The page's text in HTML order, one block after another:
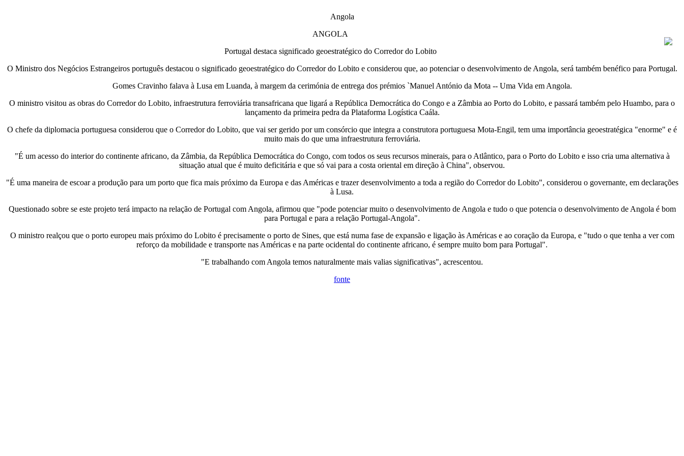
Angola
ANGOLA
Portugal destaca significado geoestratégico do Corredor do Lobito
O Ministro dos Negócios Estrangeiros português destacou o significado geoestratégico do Corredor do Lobito e considerou que, ao potenciar o desenvolvimento de Angola, será também benéfico para Portugal.
Gomes Cravinho falava à Lusa em Luanda, à margem da cerimónia de entrega dos prémios `Manuel António da Mota -- Uma Vida em Angola.
O ministro visitou as obras do Corredor do Lobito, infraestrutura ferroviária transafricana que ligará a República Democrática do Congo e a Zâmbia ao Porto do Lobito, e passará também pelo Huambo, para o
lançamento da primeira pedra da Plataforma Logística Caála.
O chefe da diplomacia portuguesa considerou que o Corredor do Lobito, que vai ser gerido por um consórcio que integra a construtora portuguesa Mota-Engil, tem uma importância geoestratégica "enorme" e é
muito mais do que uma infraestrutura ferroviária.
"É um acesso do interior do continente africano, da Zâmbia, da República Democrática do Congo, com todos os seus recursos minerais, para o Atlântico, para o Porto do Lobito e isso cria uma alternativa à
situação atual que é muito deficitária e que só vai para a costa oriental em direção à China", observou.
"É uma maneira de escoar a produção para um porto que fica mais próximo da Europa e das Américas e trazer desenvolvimento a toda a região do Corredor do Lobito", considerou o governante, em declarações
à Lusa.
Questionado sobre se este projeto terá impacto na relação de Portugal com Angola, afirmou que "pode potenciar muito o desenvolvimento de Angola e tudo o que potencia o desenvolvimento de Angola é bom
para Portugal e para a relação Portugal-Angola".
O ministro realçou que o porto europeu mais próximo do Lobito é precisamente o porto de Sines, que está numa fase de expansão e ligação às Américas e ao coração da Europa, e "tudo o que tenha a ver com
reforço da mobilidade e transporte nas Américas e na parte ocidental do continente africano, é sempre muito bom para Portugal".
"E trabalhando com Angola temos naturalmente mais valias significativas", acrescentou.
fonte